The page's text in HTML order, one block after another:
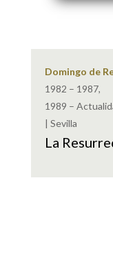
Domingo de
1982 – 1987,
1989 –
| Sevilla
La